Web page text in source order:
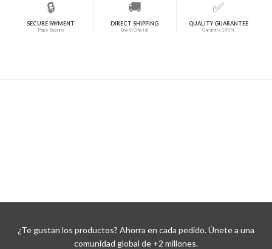
🔒
SECURE PAYMENT
Pago Seguro
🚚
DIRECT SHIPPING
Envío Oficial
✅
QUALITY GUARANTEE
Garantía 100%
¿Te gustan los productos? Ahorra en cada pedido. Únete a una
comunidad global de +2 millones.